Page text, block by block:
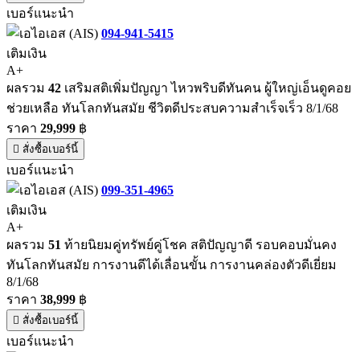
เบอร์แนะนำ
094-941-5415
เติมเงิน
A+
ผลรวม 42 เสริมสติเพิ่มปัญญา ไหวพริบดีทันคน ผู้ใหญ่เอ็นดูคอย
ช่วยเหลือ ทันโลกทันสมัย ชีวิตดีประสบความสำเร็จเร็ว 8/1/68
ราคา 29,999 ฿
สั่งซื้อเบอร์นี้
เบอร์แนะนำ
099-351-4965
เติมเงิน
A+
ผลรวม 51 ท้ายนิยมคู่ทรัพย์คู่โชค สติปัญญาดี รอบคอบมั่นคง
ทันโลกทันสมัย การงานดีได้เลื่อนขั้น การงานคล่องตัวดีเยี่ยม
8/1/68
ราคา 38,999 ฿
สั่งซื้อเบอร์นี้
เบอร์แนะนำ